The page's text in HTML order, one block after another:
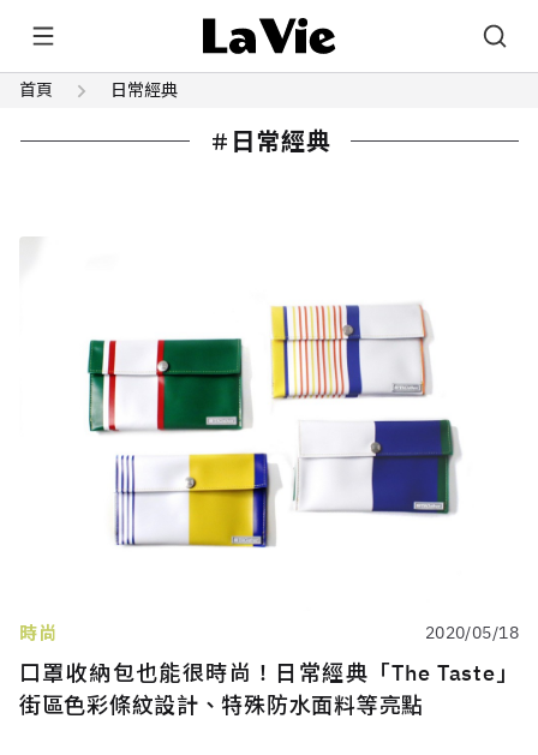
首頁 日常經典
日常經典
時尚 2020/05/18
口罩收納包也能很時尚！日常經典「The Taste」
街區色彩條紋設計、特殊防水面料等亮點